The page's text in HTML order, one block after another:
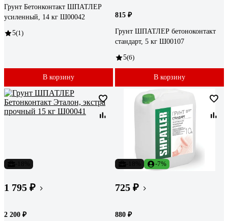
Грунт Бетонконтакт ШПАТЛЕР
усиленный, 14 кг Ш00042
5(1)
В корзину
815 ₽
Грунт ШПАТЛЕР бетоноконтакт
стандарт, 5 кг Ш00107
5(6)
В корзину
1 795 ₽
2 200 ₽
-7%
725 ₽
880 ₽